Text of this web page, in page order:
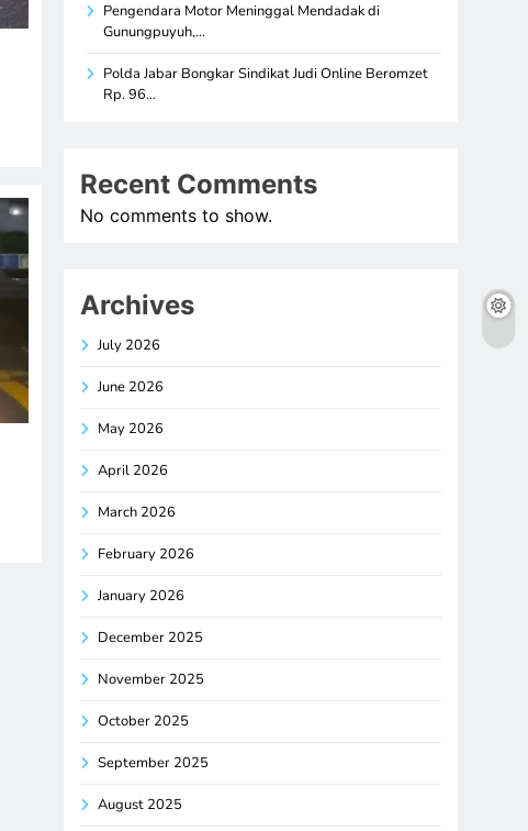
Pengendara Motor Meninggal Mendadak di
Gunungpuyuh,…
Polda Jabar Bongkar Sindikat Judi Online Beromzet
Rp. 96…
Recent Comments
No comments to show.
Archives
July 2026
June 2026
May 2026
April 2026
March 2026
February 2026
January 2026
December 2025
November 2025
October 2025
September 2025
August 2025